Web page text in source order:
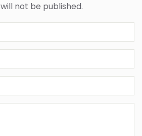
not be published.